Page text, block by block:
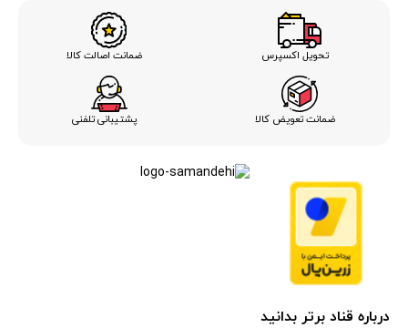
تحویل اکسپرس ضمانت اصالت کالا
ضمانت تعویض کالا پشتیبانی تلفنی
درباره قناد برتر بدانید